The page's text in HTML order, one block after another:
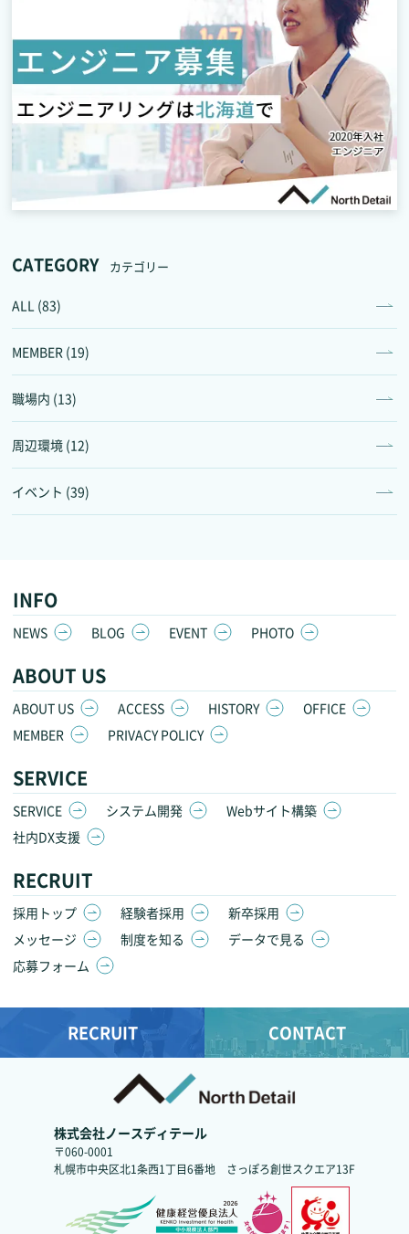
CATEGORY カテゴリー
ALL (83)
MEMBER (19)
職場内 (13)
周辺環境 (12)
イベント (39)
INFO
NEWS BLOG EVENT PHOTO
ABOUT US
ABOUT US ACCESS HISTORY
OFFICE
MEMBER
PRIVACY POLICY
SERVICE
SERVICE システム開発
Webサイト構築
社内DX支援
RECRUIT
採用トップ 経験者採用
新卒採用
メッセージ
制度を知る
データで見る
応募フォーム
RECRUIT CONTACT
株式会社ノースディテール
〒060-0001
札幌市中央区北1条西1丁目6番地
さっぽろ創世スクエア13F